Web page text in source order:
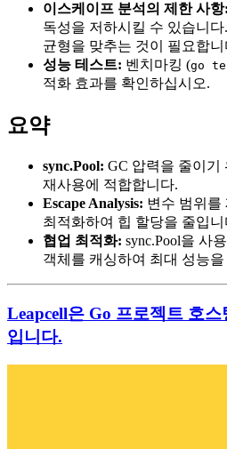
이스케이프 분석의 제한 사항:
독성을 저하시킬 수 있습니
균형을 맞추는 것이 필요합니
성능 테스트: 벤치마킹 (go
적화 효과를 확인하십시오.
요약
sync.Pool: GC 압력을 줄이기
재사용에 적합합니다.
Escape Analysis: 변수 범위를
최적화하여 힙 할당을 줄입니
협업 최적화: sync.Pool을 사
객체를 캐싱하여 최대 성능
Leapcell은 Go 프로젝트 호
입니다.